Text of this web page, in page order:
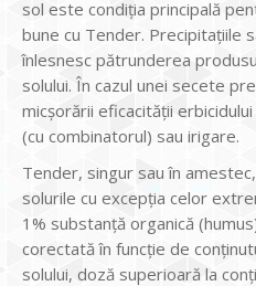
sol este condiţia principală
bune cu Tender. Precipitaţiile
înlesnesc pătrunderea
solului. În cazul unei secete
micşorării eficacităţii
(cu combinatorul) sau irigare.
Tender, singur sau în
solurile cu excepţia celor
1% substanţă organică
corectată în funcţie de
solului, doză superioară la